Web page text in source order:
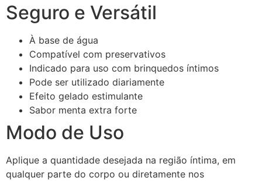
Seguro e Versátil
À base de água
Compatível com preservativos
Indicado para uso com brinquedos íntimos
Pode ser utilizado diariamente
Efeito gelado estimulante
Sabor menta extra forte
Modo de Uso
Aplique a quantidade desejada na região íntima, em
qualquer parte do corpo ou diretamente nos